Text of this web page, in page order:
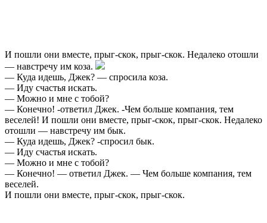
И пошли они вместе, прыг-скок, прыг-скок. Недалеко отошли
— навстречу им коза.
— Куда идешь, Джек? — спросила коза.
— Иду счастья искать.
— Можно и мне с тобой?
— Конечно! -ответил Джек. -Чем больше компания, тем
веселей! И пошли они вместе, прыг-скок, прыг-скок. Недалеко
отошли — навстречу им бык.
— Куда идешь, Джек? -спросил бык.
— Иду счастья искать.
— Можно и мне с тобой?
— Конечно! — ответил Джек. — Чем больше компания, тем
веселей.
И пошли они вместе, прыг-скок, прыг-скок.